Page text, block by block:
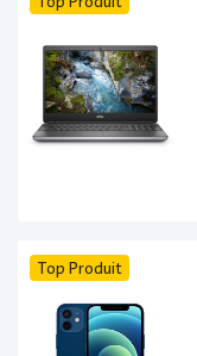
Top Produit